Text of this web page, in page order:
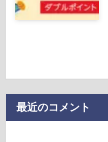
最近のコメント